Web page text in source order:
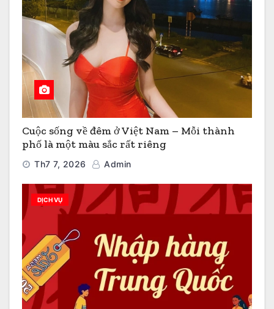
Cuộc sống về đêm ở Việt Nam – Mỗi thành
phố là một màu sắc rất riêng
Th7 7, 2026 Admin
DỊCH VỤ